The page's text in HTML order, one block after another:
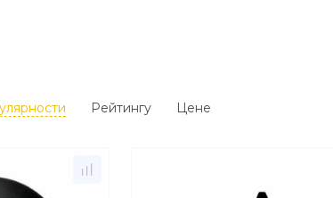
Рейтингу Цене